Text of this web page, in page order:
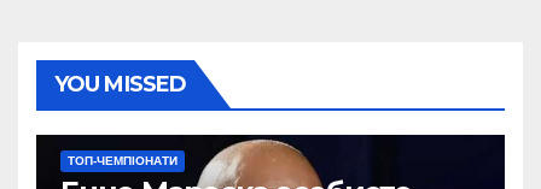
YOU MISSED
ТОП-ЧЕМПІОНАТИ